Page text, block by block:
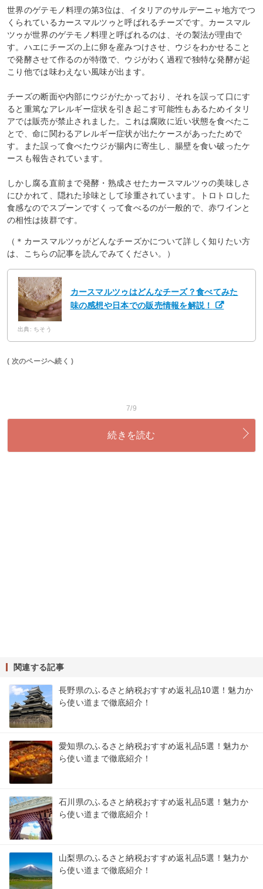
世界のゲテモノ料理の第3位は、イタリアのサルデーニャ地方でつ
くられているカースマルツゥと呼ばれるチーズです。カースマル
ツゥが世界のゲテモノ料理と呼ばれるのは、その製法が理由で
す。ハエにチーズの上に卵を産みつけさせ、ウジをわかせること
で発酵させて作るのが特徴で、ウジがわく過程で独特な発酵が起
こり他では味わえない風味が出ます。
チーズの断面や内部にウジがたかっており、それを誤って口にす
ると重篤なアレルギー症状を引き起こす可能性もあるためイタリ
アでは販売が禁止されました。これは腐敗に近い状態を食べたこ
とで、命に関わるアレルギー症状が出たケースがあったためで
す。また誤って食べたウジが腸内に寄生し、腸壁を食い破ったケ
ースも報告されています。
しかし腐る直前まで発酵・熟成させたカースマルツゥの美味しさ
にひかれて、隠れた珍味として珍重されています。トロトロした
食感なのでスプーンですくって食べるのが一般的で、赤ワインと
の相性は抜群です。
（＊カースマルツゥがどんなチーズかについて詳しく知りたい方
は、こちらの記事を読んでみてください。）
カースマルツゥはどんなチーズ？食べてみた
味の感想や日本での販売情報を解説！
出典: ちそう
( 次のページへ続く )
7/9
続きを読む
関連する記事
長野県のふるさと納税おすすめ返礼品10選！魅力か
ら使い道まで徹底紹介！
愛知県のふるさと納税おすすめ返礼品5選！魅力か
ら使い道まで徹底紹介！
石川県のふるさと納税おすすめ返礼品5選！魅力か
ら使い道まで徹底紹介！
山梨県のふるさと納税おすすめ返礼品5選！魅力か
ら使い道まで徹底紹介！